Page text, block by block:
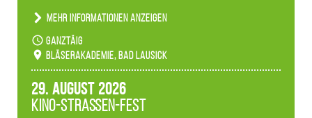
Mehr Informationen anzeigen
Teilnahme der Bläserklassen.
ganztäig
Bläserakademie, Bad Lausick
29. August 2026
Kino-Straßen-Fest